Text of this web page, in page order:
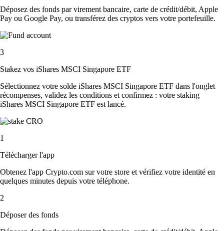
Déposez des fonds par virement bancaire, carte de crédit/débit, Apple
Pay ou Google Pay, ou transférez des cryptos vers votre portefeuille.
3
Stakez vos iShares MSCI Singapore ETF
Sélectionnez votre solde iShares MSCI Singapore ETF dans l'onglet
récompenses, validez les conditions et confirmez : votre staking
iShares MSCI Singapore ETF est lancé.
1
Télécharger l'app
Obtenez l'app Crypto.com sur votre store et vérifiez votre identité en
quelques minutes depuis votre téléphone.
2
Déposer des fonds